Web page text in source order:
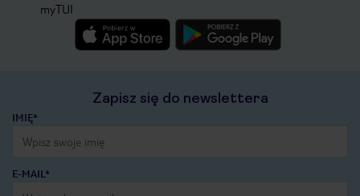
myTUI
Zapisz się do newslettera
IMIĘ*
E-MAIL*